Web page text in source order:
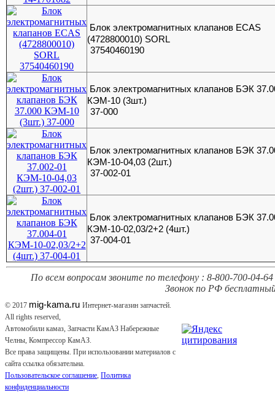
Блок электромагнитных клапанов ECAS
(4728800010) SORL
37540460190
Блок электромагнитных клапанов БЭК
КЭМ-10 (3шт.)
37-000
Блок электромагнитных клапанов БЭК
КЭМ-10-04,03 (2шт.)
37-002-01
Блок электромагнитных клапанов БЭК
КЭМ-10-02,03/2+2 (4шт.)
37-004-01
По всем вопросам звоните по телефону : 8-800-700-04-64
Звонок по РФ
© 2017 mig-kama.ru Интернет-магазин запчастей.
All rights reserved,
Автомобили камаз, Запчасти КамАЗ Набережные
Челны, Компрессор КамАЗ.
Все права защищены. При использовании материалов с
сайта ссылка обязательна.
Пользовательское соглашение, Политика
конфиденциальности